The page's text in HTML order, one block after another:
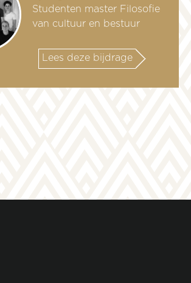
Studenten master Filosofie
van cultuur en bestuur
Lees deze bijdrage